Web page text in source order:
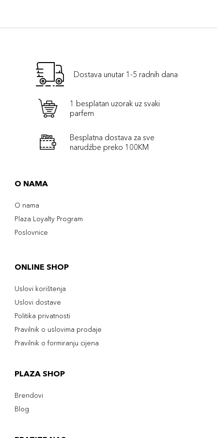
Dostava unutar 1-5 radnih dana
1 besplatan uzorak uz svaki
parfem
Besplatna dostava za sve
narudźbe preko 100KM
O NAMA
O nama
Plaza Loyalty Program
Poslovnice
ONLINE SHOP
Uslovi korištenja
Uslovi dostave
Politika privatnosti
Pravilnik o uslovima prodaje
Pravilnik o formiranju cijena
PLAZA SHOP
Brendovi
Blog